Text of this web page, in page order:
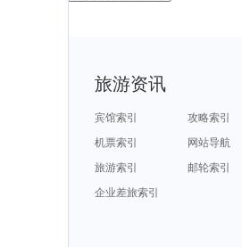
旅游资讯
宾馆索引
攻略索引
机票索引
网站导航
旅游索引
邮轮索引
企业差旅索引